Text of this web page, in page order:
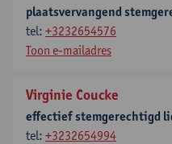
plaatsvervangend
tel: +3232654576
Toon e-mailadres
Virginie Coucke
effectief stemgerechtigd
tel: +3232654994